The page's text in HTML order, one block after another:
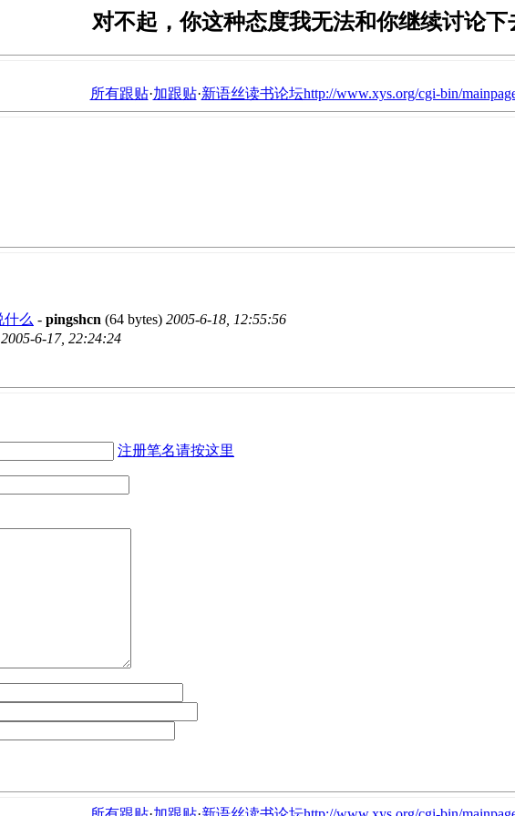
对不起，你这种态度我无法和你继续讨论下
所有跟贴·加跟贴·新语丝读书论坛http://www.xys.org/cgi-bin/
什么 - pingshcn (64 bytes) 2005-6-18, 12:55:56
2005-6-17, 22:24:24
注册笔名请按这里